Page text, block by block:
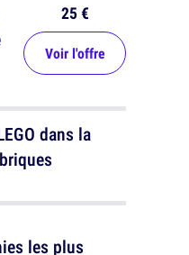
25 €
Voir l'offre
dans la
les plus